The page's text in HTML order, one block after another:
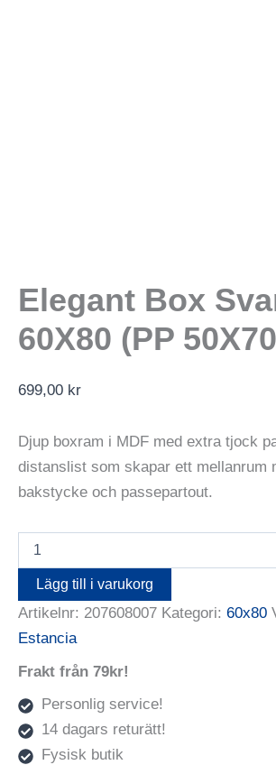
Elegant Box
60X80 (PP
699,00 kr
Djup boxram i MDF med extra tjock
distanslist som skapar ett mellanrum
bakstycke och passepartout.
Box
Svart
60X80
(PP
50X70)
Lägg till i varukorg
Artikelnr: 207608007 Kategori: 60x80
Estancia
Frakt från 79kr!
Personlig service!
14 dagars returätt!
Fysisk butik